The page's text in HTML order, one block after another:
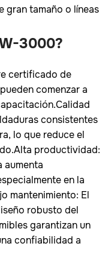
gran tamaño o líneas
3000?
certificado de
comenzar a
consistentes
lo que reduce el
productividad:
aumenta
en la
mantenimiento: El
robusto del
garantizan un
confiabilidad a